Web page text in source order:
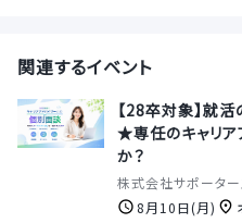
関連するイベント
【28卒対象】就
★専任のキャリア
か？
株式会社サポータ
8月10日(月)